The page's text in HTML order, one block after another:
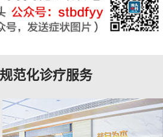
规范化诊疗服务